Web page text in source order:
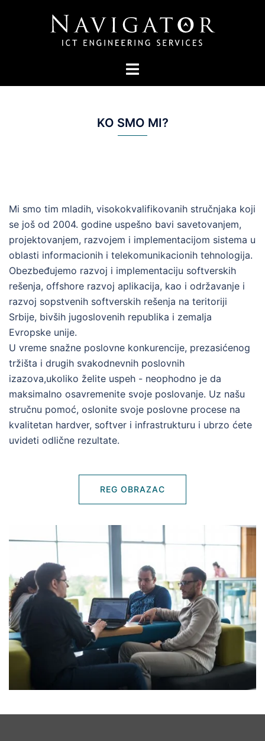
Toggle
KO SMO MI?
Mi smo tim mladih, visokokvalifikovanih stručnjaka koji
se još od 2004. godine uspešno bavi savetovanjem,
projektovanjem, razvojem i implementacijom sistema u
oblasti informacionih i telekomunikacionih tehnologija.
Obezbeđujemo razvoj i implementaciju softverskih
rešenja, offshore razvoj aplikacija, kao i održavanje i
razvoj sopstvenih softverskih rešenja na teritoriji
Srbije, bivših jugoslovenih republika i zemalja
Evropske unije.
U vreme snažne poslovne konkurencije, prezasićenog
tržišta i drugih svakodnevnih poslovnih
izazova,ukoliko želite uspeh - neophodno je da
maksimalno osavremenite svoje poslovanje. Uz našu
stručnu pomoć, oslonite svoje poslovne procese na
kvalitetan hardver, softver i infrastrukturu i ubrzo ćete
uvideti odlične rezultate.
REG OBRAZAC